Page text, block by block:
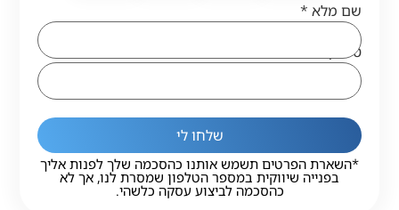
שם מלא *
טלפון
שלחו לי
*השארת הפרטים תשמש אותנו כהסכמה שלך לפנות אליך
בפנייה שיווקית במספר הטלפון שמסרת לנו, אך לא
כהסכמה לביצוע עסקה כלשהי.